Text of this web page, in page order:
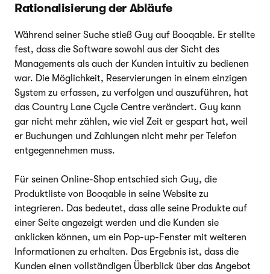
Rationalisierung der Abläufe
Während seiner Suche stieß Guy auf Booqable. Er stellte
fest, dass die Software sowohl aus der Sicht des
Managements als auch der Kunden intuitiv zu bedienen
war. Die Möglichkeit, Reservierungen in einem einzigen
System zu erfassen, zu verfolgen und auszuführen, hat
das Country Lane Cycle Centre verändert. Guy kann
gar nicht mehr zählen, wie viel Zeit er gespart hat, weil
er Buchungen und Zahlungen nicht mehr per Telefon
entgegennehmen muss.
Für seinen Online-Shop entschied sich Guy, die
Produktliste von Booqable in seine Website zu
integrieren. Das bedeutet, dass alle seine Produkte auf
einer Seite angezeigt werden und die Kunden sie
anklicken können, um ein Pop-up-Fenster mit weiteren
Informationen zu erhalten. Das Ergebnis ist, dass die
Kunden einen vollständigen Überblick über das Angebot